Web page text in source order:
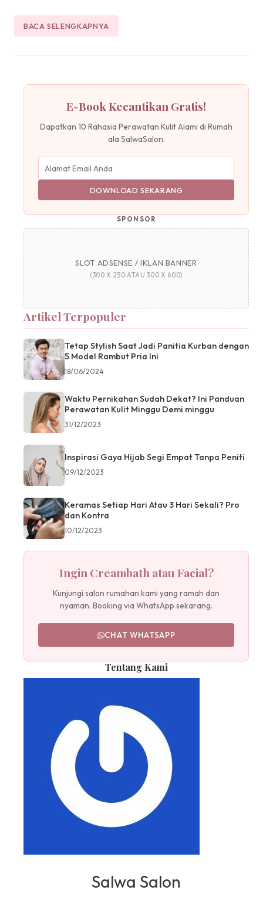
BACA SELENGKAPNYA
E-Book Kecantikan Gratis!
Dapatkan 10 Rahasia Perawatan Kulit Alami di Rumah
ala SalwaSalon.
DOWNLOAD SEKARANG
SPONSOR
SLOT ADSENSE / IKLAN BANNER
(300 X 250 ATAU 300 X 600)
Artikel Terpopuler
Tetap Stylish Saat Jadi Panitia Kurban dengan
5 Model Rambut Pria Ini
18/06/2024
Waktu Pernikahan Sudah Dekat? Ini Panduan
Perawatan Kulit Minggu Demi minggu
31/12/2023
Inspirasi Gaya Hijab Segi Empat Tanpa Peniti
09/12/2023
Keramas Setiap Hari Atau 3 Hari Sekali? Pro
dan Kontra
10/12/2023
Ingin Creambath atau Facial?
Kunjungi salon rumahan kami yang ramah dan
nyaman. Booking via WhatsApp sekarang.
CHAT WHATSAPP
Tentang Kami
Salwa Salon